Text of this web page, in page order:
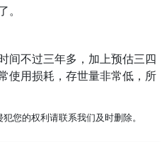
。
间不过三年多，加上预估三四
使用损耗，存世量非常低，所
您的权利请联系我们及时删除。